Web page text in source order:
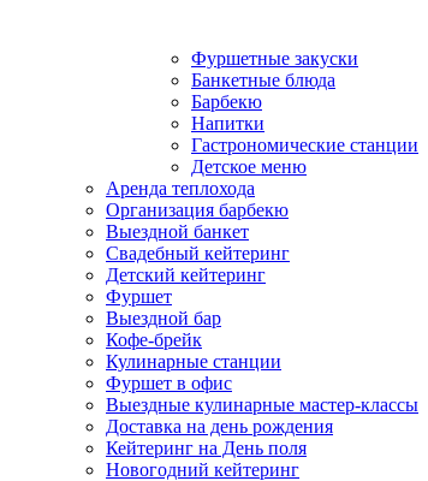
Фуршетные закуски
Банкетные блюда
Барбекю
Напитки
Гастрономические станции
Детское меню
Аренда теплохода
Организация барбекю
Выездной банкет
Свадебный кейтеринг
Детский кейтеринг
Фуршет
Выездной бар
Кофе-брейк
Кулинарные станции
Фуршет в офис
Выездные кулинарные мастер-классы
Доставка на день рождения
Кейтеринг на День поля
Новогодний кейтеринг